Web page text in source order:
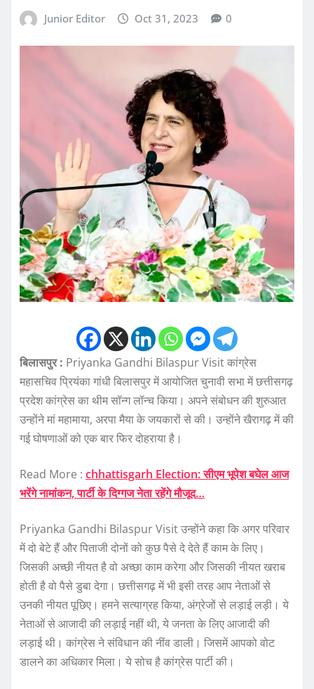
Junior Editor Oct 31, 2023 0
बिलासपुर : Priyanka Gandhi Bilaspur Visit कांग्रेस
महासचिव प्रियंका गांधी बिलासपुर में आयोजित चुनावी सभा में छत्तीसगढ़
प्रदेश कांग्रेस का थीम सॉन्ग लॉन्च किया। अपने संबोधन की शुरुआत
उन्होंने मां महामाया, अरपा मैया के जयकारों से की। उन्होंने खैरागढ़ में की
गई घोषणाओं को एक बार फिर दोहराया है।
Read More : chhattisgarh Election: सीएम भूपेश बघेल आज
भरेंगे नामांकन, पार्टी के दिग्गज नेता रहेंगे मौजूद…
Priyanka Gandhi Bilaspur Visit उन्होंने कहा कि अगर परिवार
में दो बेटे हैं और पिताजी दोनों को कुछ पैसे दे देते हैं काम के लिए।
जिसकी अच्छी नीयत है वो अच्छा काम करेगा और जिसकी नीयत खराब
होती है वो पैसे डुबा देगा। छत्तीसगढ़ में भी इसी तरह आप नेताओं से
उनकी नीयत पूछिए। हमने सत्याग्रह किया, अंग्रेजों से लड़ाई लड़ी। ये
नेताओं से आजादी की लड़ाई नहीं थी, ये जनता के लिए आजादी की
लड़ाई थी। कांग्रेस ने संविधान की नींव डाली। जिसमें आपको वोट
डालने का अधिकार मिला। ये सोच है कांग्रेस पार्टी की।